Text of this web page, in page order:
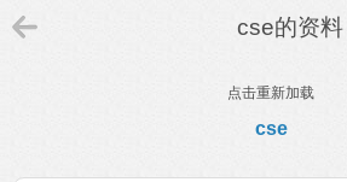
cse的资料
点击重新加载
cse